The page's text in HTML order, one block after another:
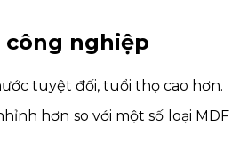
công nghiệp
tuyệt đối, tuổi thọ cao hơn.
hơn so với một số loại MDF